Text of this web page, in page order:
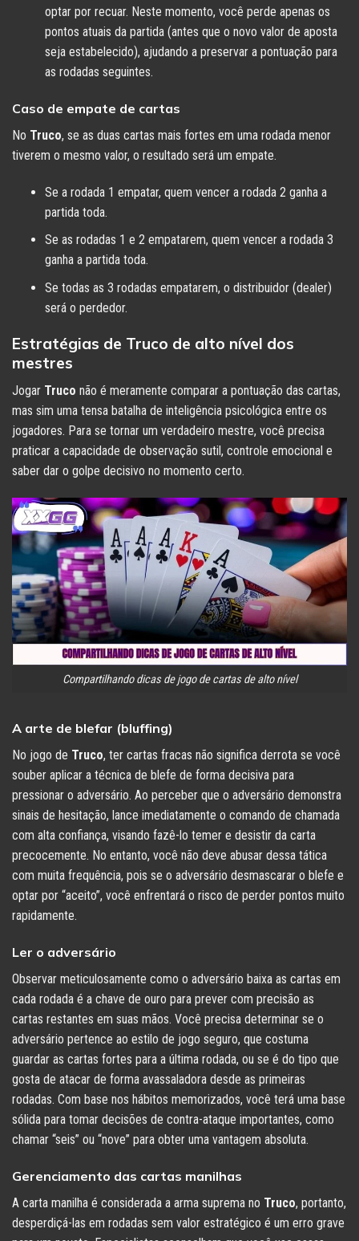
optar por recuar. Neste momento, você perde apenas os
pontos atuais da partida (antes que o novo valor de aposta
seja estabelecido), ajudando a preservar a pontuação para
as rodadas seguintes.
Caso de empate de cartas
No Truco, se as duas cartas mais fortes em uma rodada menor
tiverem o mesmo valor, o resultado será um empate.
Se a rodada 1 empatar, quem vencer a rodada 2 ganha a
partida toda.
Se as rodadas 1 e 2 empatarem, quem vencer a rodada 3
ganha a partida toda.
Se todas as 3 rodadas empatarem, o distribuidor (dealer)
será o perdedor.
Estratégias de Truco de alto nível dos
mestres
Jogar Truco não é meramente comparar a pontuação das cartas,
mas sim uma tensa batalha de inteligência psicológica entre os
jogadores. Para se tornar um verdadeiro mestre, você precisa
praticar a capacidade de observação sutil, controle emocional e
saber dar o golpe decisivo no momento certo.
Compartilhando dicas de jogo de cartas de alto nível
A arte de blefar (bluffing)
No jogo de Truco, ter cartas fracas não significa derrota se você
souber aplicar a técnica de blefe de forma decisiva para
pressionar o adversário. Ao perceber que o adversário demonstra
sinais de hesitação, lance imediatamente o comando de chamada
com alta confiança, visando fazê-lo temer e desistir da carta
precocemente. No entanto, você não deve abusar dessa tática
com muita frequência, pois se o adversário desmascarar o blefe e
optar por “aceito”, você enfrentará o risco de perder pontos muito
rapidamente.
Ler o adversário
Observar meticulosamente como o adversário baixa as cartas em
cada rodada é a chave de ouro para prever com precisão as
cartas restantes em suas mãos. Você precisa determinar se o
adversário pertence ao estilo de jogo seguro, que costuma
guardar as cartas fortes para a última rodada, ou se é do tipo que
gosta de atacar de forma avassaladora desde as primeiras
rodadas. Com base nos hábitos memorizados, você terá uma base
sólida para tomar decisões de contra-ataque importantes, como
chamar “seis” ou “nove” para obter uma vantagem absoluta.
Gerenciamento das cartas manilhas
A carta manilha é considerada a arma suprema no Truco, portanto,
desperdiçá-las em rodadas sem valor estratégico é um erro grave